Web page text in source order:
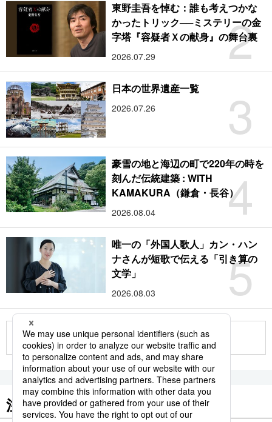
2
東野圭吾を悼む：誰も考えつかな
かったトリック──ミステリーの金
字塔『容疑者Ｘの献身』の舞台裏
2026.07.29
3
日本の世界遺産一覧
2026.07.26
4
豪雪の地と海辺の町で220年の時を
刻んだ伝統建築 : WITH
KAMAKURA（鎌倉・長谷）
2026.08.04
5
唯一の「外国人歌人」カン・ハン
ナさんが短歌で伝える「引き算の
文学」
2026.08.03
もっと見る
注目のキーワード